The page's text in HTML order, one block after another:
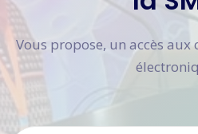
Vous propose, un accès aux